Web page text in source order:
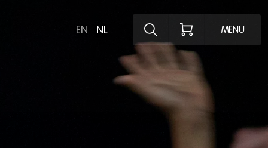
EN NL Ontdek het
MENU